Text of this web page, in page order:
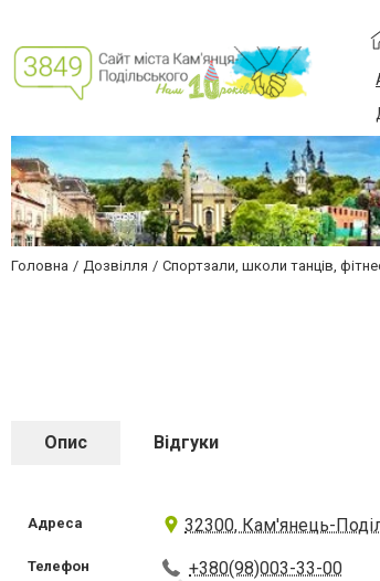
Головна Дозвілля Спортзали, школи танців,
Опис Відгуки
Адреса 32300, Кам'янець-
Телефон +380(98)003-33-00